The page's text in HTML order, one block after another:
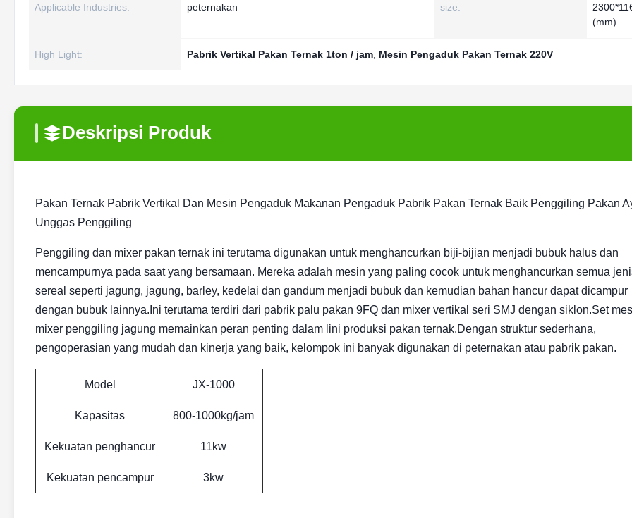
Applicable Industries: peternakan size:
(mm)
High Light: Pabrik Vertikal Pakan Ternak 1ton / jam Mesin Pengaduk Pakan Ternak 220V
Deskripsi Produk
Pakan Ternak Pabrik Vertikal Dan Mesin Pengaduk Makanan Pengaduk Pabrik Pakan Ternak Baik Penggiling Pakan
Unggas Penggiling
Penggiling dan mixer pakan ternak ini terutama digunakan untuk menghancurkan biji-bijian menjadi bubuk halus dan
mencampurnya pada saat yang bersamaan. Mereka adalah mesin yang paling cocok untuk menghancurkan semua
sereal seperti jagung, jagung, barley, kedelai dan gandum menjadi bubuk dan kemudian bahan hancur dapat dicampur
dengan bubuk lainnya.Ini terutama terdiri dari pabrik palu pakan 9FQ dan mixer vertikal seri SMJ dengan siklon.Set
mixer penggiling jagung memainkan peran penting dalam lini produksi pakan ternak.Dengan struktur sederhana,
pengoperasian yang mudah dan kinerja yang baik, kelompok ini banyak digunakan di peternakan atau pabrik pakan.
Model JX-1000
Kapasitas 800-1000kg/jam
Kekuatan penghancur 11kw
Kekuatan pencampur 3kw